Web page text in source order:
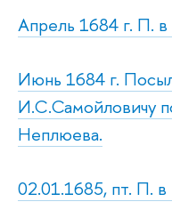
Апрель 1684 г. П.
Июнь 1684 г.
И.С.Самойловичу
Неплюева.
02.01.1685, пт. П.